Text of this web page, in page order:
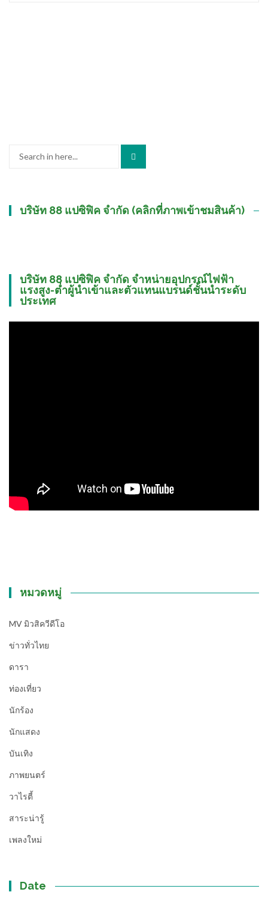
บริษัท 88 แปซิฟิค จำกัด (คลิกที่ภาพเข้าชมสินค้า)
บริษัท 88 แปซิฟิค จำกัด จำหน่ายอุปกรณ์ไฟฟ้า
แรงสูง-ต่ำผู้นำเข้าและตัวแทนแบรนด์ชั้นนำระดับ
ประเทศ
หมวดหมู่
MV มิวสิควีดีโอ
ข่าวทั่วไทย
ดารา
ท่องเที่ยว
นักร้อง
นักแสดง
บันเทิง
ภาพยนตร์
วาไรตี้
สาระน่ารู้
เพลงใหม่
Date